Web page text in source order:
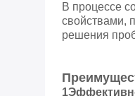
В процессе
свойствами,
решения